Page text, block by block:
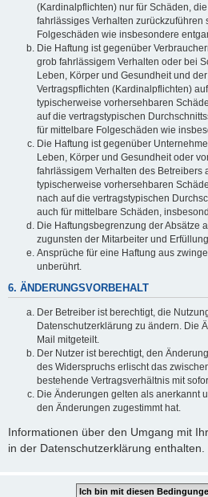
(Kardinalpflichten) nur für Schäden,
fahrlässiges Verhalten zurückzuführen
Folgeschäden wie insbesondere
Die Haftung ist gegenüber
grob fahrlässigem Verhalten oder bei
Leben, Körper und Gesundheit und
Vertragspflichten (Kardinalpflichten)
typischerweise vorhersehbaren
auf die vertragstypischen
für mittelbare Folgeschäden wie
Die Haftung ist gegenüber
Leben, Körper und Gesundheit oder
fahrlässigem Verhalten des Betreibers
typischerweise vorhersehbaren
nach auf die vertragstypischen
auch für mittelbare Schäden,
Die Haftungsbegrenzung der Absätze
zugunsten der Mitarbeiter und
Ansprüche für eine Haftung aus
unberührt.
6. ÄNDERUNGSVORBEHALT
Der Betreiber ist berechtigt, die
Datenschutzerklärung zu ändern. Die
Mail mitgeteilt.
Der Nutzer ist berechtigt, den
des Widerspruchs erlischt das
bestehende Vertragsverhältnis mit
Die Änderungen gelten als anerkannt
den Änderungen zugestimmt hat.
Informationen über den Umgang mit
in der Datenschutzerklärung enthalten.